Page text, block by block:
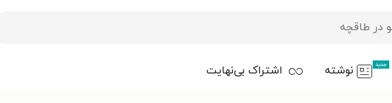
جدید نوشته اشتراک بی‌نهایت